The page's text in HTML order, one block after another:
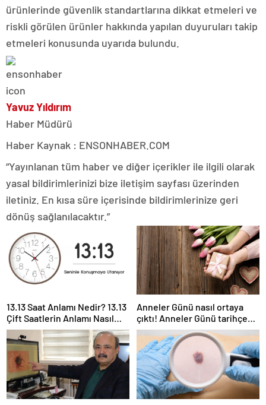
ürünlerinde güvenlik standartlarına dikkat etmeleri ve
riskli görülen ürünler hakkında yapılan duyuruları takip
etmeleri konusunda uyarıda bulundu.
Yavuz Yıldırım
Haber Müdürü
Haber Kaynak : ENSONHABER.COM
“Yayınlanan tüm haber ve diğer içerikler ile ilgili olarak
yasal bildirimlerinizi bize iletişim sayfası üzerinden
iletiniz. En kısa süre içerisinde bildirimlerinize geri
dönüş sağlanılacaktır.”
13.13 Saat Anlamı Nedir? 13.13
Çift Saatlerin Anlamı Nasıl
Yorumlanır?
Anneler Günü nasıl ortaya
çıktı! Anneler Günü tarihçesi!
Anneler Günü ilk kez ne
zaman kutlandı?